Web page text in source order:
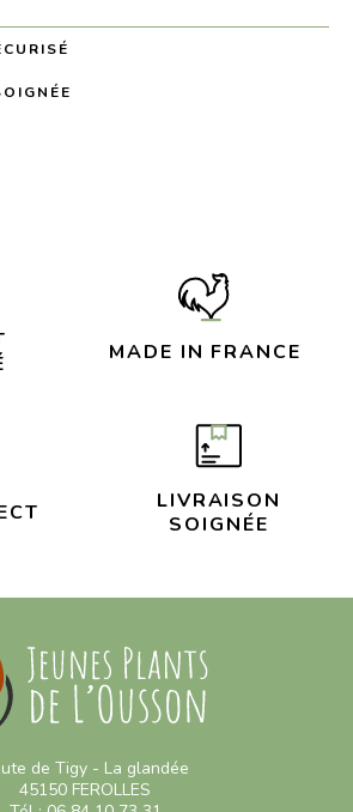
MADE IN FRANCE
LIVRAISON
SOIGNÉE
de Tigy - La glandée
45150 FEROLLES